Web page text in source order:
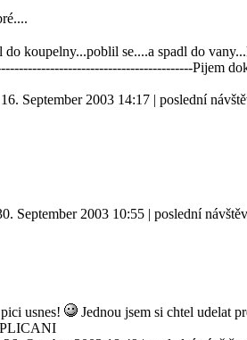
koupelny...poblil se....a spadl do
Pijem
16. September 2003 14:17 | poslední
September 2003 10:55 | poslední
usnes!
Jednou jsem si chtel udelat